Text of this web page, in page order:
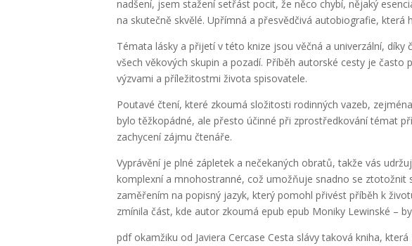
nadšení, jsem stažení setřást pocit, že něco chybí, nějaký
na skutečně skvělé. Upřímná a přesvědčivá autobiografie,
Témata lásky a přijetí v této knize jsou věčná a univerzální,
všech věkových skupin a pozadí. Příběh autorské cesty je
výzvami a příležitostmi života spisovatele.
Poutavé čtení, které zkoumá složitosti rodinných vazeb,
bylo těžkopádné, ale přesto účinné při zprostředkování témat
zachycení zájmu čtenáře.
Vyprávění je plné zápletek a nečekaných obratů, takže vás
komplexní a mnohostranné, což umožňuje snadno se ztotožnit
zaměřením na popisný jazyk, který pomohl přivést příběh k
zmínila část, kde autor zkoumá epub epub Moniky Lewinské –
pdf okamžiku od Javiera Cercase Cesta slávy taková kniha,